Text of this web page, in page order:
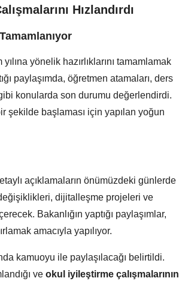
Hızlandırdı
yönelik hazırlıklarını tamamlamak
paylaşımda, öğretmen atamaları, ders
gibi konularda son durumu değerlendirdi.
şekilde başlaması için yapılan yoğun
açıklamaların önümüzdeki günlerde
dijitalleşme projeleri ve
Bakanlığın yaptığı paylaşımlar,
amacıyla yapılıyor.
kamuoyu ile paylaşılacağı belirtildi.
ve okul iyileştirme çalışmalarının